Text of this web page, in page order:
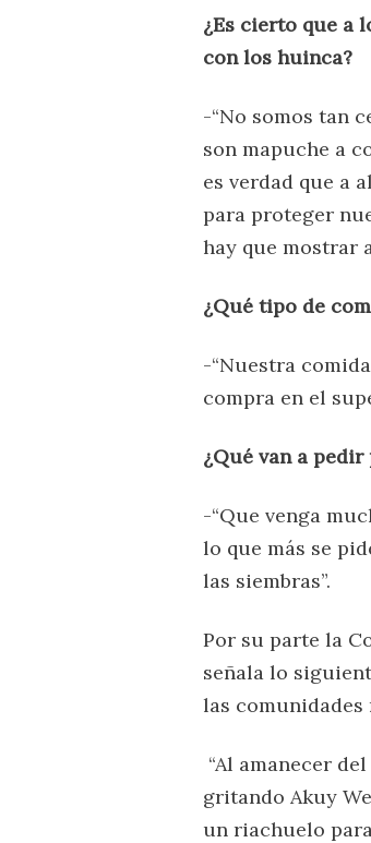
¿Es cierto que a
con los huinca?
-“No somos tan
son mapuche a
es verdad que a
para proteger
hay que mostrar
¿Qué tipo de
-“Nuestra
compra en el
¿Qué van a
-“Que venga
lo que más se
las siembras”.
Por su parte la
señala lo
las
“Al amanecer
gritando Akuy
un riachuelo